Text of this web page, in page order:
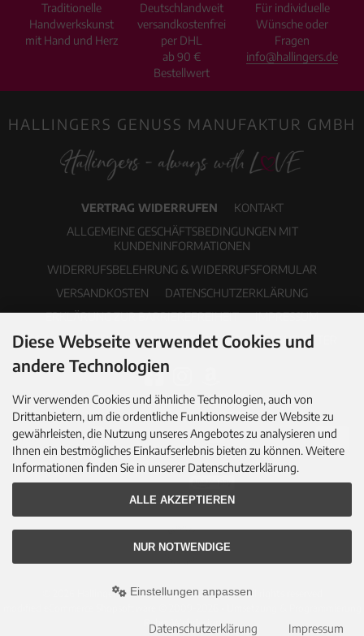
Traditionelle
Handwerkskunst
mit Hand und Herz
Deutschlandweit
versandkostenfrei
per DHL
ab 90 €
Bestellwert
Für individuelle
Wünsche oder
Fragen
info@hallingers.de
HALLINGERS GENUSS MANUFAKTUR GMBH
VERTRAG WIDERRUFEN
KONTAKT
ALLGEMEINE GESCHÄFTSBEDINGUNGEN MIT
KUNDENINFORMATIONEN
WIDERRUFSBELEHRUNG & WIDERRUFSFORMULAR
VERSANDKOSTEN
DATENSCHUTZERKLÄRUNG
ERKLÄRUNG ZUR BARRIEREFREIHEIT
IMPRESSUM
COOKIE EINSTELLUNGEN
PDF-KATALOG NEWSLETTER
© 2026 Hallingers Genuss Manufaktur GmbH • All rights reserved
Rehm Webdesign
Diese Webseite verwendet Cookies und
andere Technologien
Wir verwenden Cookies und ähnliche Technologien, auch von
Drittanbietern, um die ordentliche Funktionsweise der Website zu
gewährleisten, die Nutzung unseres Angebotes zu analysieren und
Ihnen ein bestmögliches Einkaufserlebnis bieten zu können. Weitere
Informationen finden Sie in unserer Datenschutzerklärung.
ALLE AKZEPTIEREN
NUR NOTWENDIGE
Einstellungen anpassen
Datenschutzerklärung Impressum